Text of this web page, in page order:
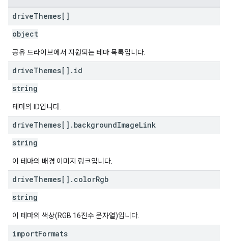
driveThemes[]
object
공유 드라이브에서 지원되는 테마 목록입니다.
driveThemes[] . id
string
테마의 ID입니다.
driveThemes[] . backgroundImageLink
string
이 테마의 배경 이미지 링크입니다.
driveThemes[] . colorRgb
string
이 테마의 색상(RGB 16진수 문자열)입니다.
importFormats